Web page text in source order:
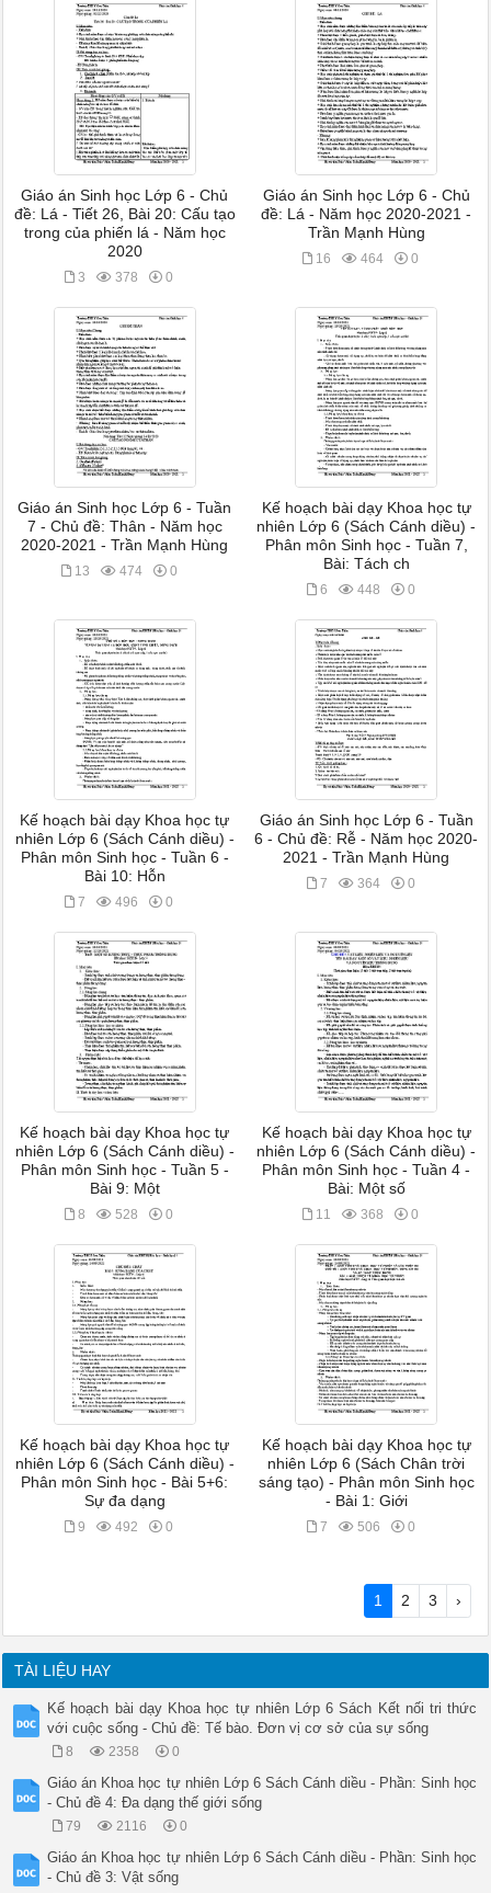
Giáo án Sinh học Lớp 6 - Chủ
đề: Lá - Tiết 26, Bài 20: Cấu tạo
trong của phiến lá - Năm học
2020
3 378 0
Giáo án Sinh học Lớp 6 - Chủ
đề: Lá - Năm học 2020-2021 -
Trần Mạnh Hùng
16 464 0
Giáo án Sinh học Lớp 6 - Tuần
7 - Chủ đề: Thân - Năm học
2020-2021 - Trần Mạnh Hùng
13 474 0
Kế hoạch bài dạy Khoa học tự
nhiên Lớp 6 (Sách Cánh diều) -
Phân môn Sinh học - Tuần 7,
Bài: Tách ch
6 448 0
Kế hoạch bài dạy Khoa học tự
nhiên Lớp 6 (Sách Cánh diều) -
Phân môn Sinh học - Tuần 6 -
Bài 10: Hỗn
7 496 0
Giáo án Sinh học Lớp 6 - Tuần
6 - Chủ đề: Rễ - Năm học 2020-
2021 - Trần Mạnh Hùng
7 364 0
Kế hoạch bài dạy Khoa học tự
nhiên Lớp 6 (Sách Cánh diều) -
Phân môn Sinh học - Tuần 5 -
Bài 9: Một
8 528 0
Kế hoạch bài dạy Khoa học tự
nhiên Lớp 6 (Sách Cánh diều) -
Phân môn Sinh học - Tuần 4 -
Bài: Một số
11 368 0
Kế hoạch bài dạy Khoa học tự
nhiên Lớp 6 (Sách Cánh diều) -
Phân môn Sinh học - Bài 5+6:
Sự đa dạng
9 492 0
Kế hoạch bài dạy Khoa học tự
nhiên Lớp 6 (Sách Chân trời
sáng tạo) - Phân môn Sinh học
- Bài 1: Giới
7 506 0
1 2 3 ›
TÀI LIỆU HAY
Kế hoạch bài dạy Khoa học tự nhiên Lớp 6 Sách Kết nối tri thức
với cuộc sống - Chủ đề: Tế bào. Đơn vị cơ sở của sự sống
8 2358 0
Giáo án Khoa học tự nhiên Lớp 6 Sách Cánh diều - Phần: Sinh học
- Chủ đề 4: Đa dạng thế giới sống
79 2116 0
Giáo án Khoa học tự nhiên Lớp 6 Sách Cánh diều - Phần: Sinh học
- Chủ đề 3: Vật sống